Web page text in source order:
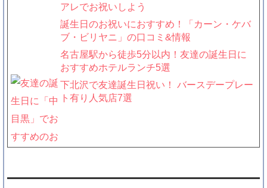
アレでお祝いしよう
誕生日のお祝いにおすすめ！「カーン・ケバ
ブ・ビリヤニ」の口コミ&情報
名古屋駅から徒歩5分以内！友達の誕生日に
おすすめホテルランチ5選
下北沢で友達誕生日祝い！ バースデープレー
ト有り人気店7選